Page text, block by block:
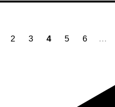
2 3 4 5 6 …